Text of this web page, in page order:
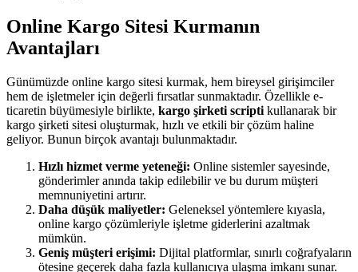
Online Kargo Sitesi Kurmanın
Avantajları
Günümüzde online kargo sitesi kurmak, hem bireysel girişimciler
hem de işletmeler için değerli fırsatlar sunmaktadır. Özellikle e-
ticaretin büyümesiyle birlikte, kargo şirketi scripti kullanarak bir
kargo şirketi sitesi oluşturmak, hızlı ve etkili bir çözüm haline
geliyor. Bunun birçok avantajı bulunmaktadır.
Hızlı hizmet verme yeteneği: Online sistemler sayesinde,
gönderimler anında takip edilebilir ve bu durum müşteri
memnuniyetini artırır.
Daha düşük maliyetler: Geleneksel yöntemlere kıyasla,
online kargo çözümleriyle işletme giderlerini azaltmak
mümkün.
Geniş müşteri erişimi: Dijital platformlar, sınırlı coğrafyaların
ötesine geçerek daha fazla kullanıcıya ulaşma imkanı sunar.